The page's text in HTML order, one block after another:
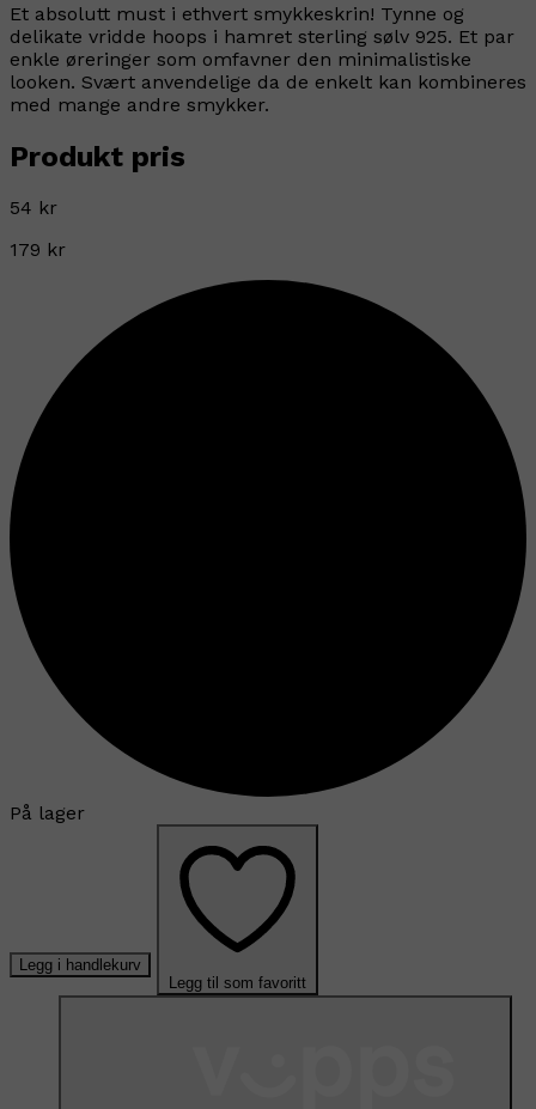
Et absolutt must i ethvert smykkeskrin! Tynne og
delikate vridde hoops i hamret sterling sølv 925. Et par
enkle øreringer som omfavner den minimalistiske
looken. Svært anvendelige da de enkelt kan kombineres
med mange andre smykker.
Produkt pris
54 kr
179 kr
På lager
Legg i handlekurv
Legg til som favoritt